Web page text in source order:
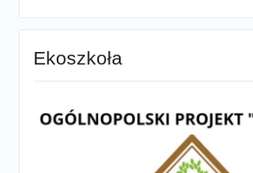
Ekoszkoła